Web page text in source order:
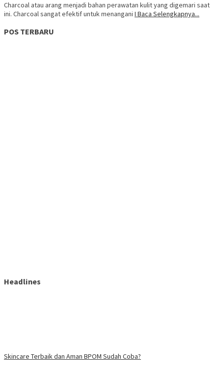
Charcoal atau arang menjadi bahan perawatan kulit yang digemari saat
ini. Charcoal sangat efektif untuk menangani I Baca Selengkapnya...
POS TERBARU
Headlines
Skincare Terbaik dan Aman BPOM Sudah Coba?